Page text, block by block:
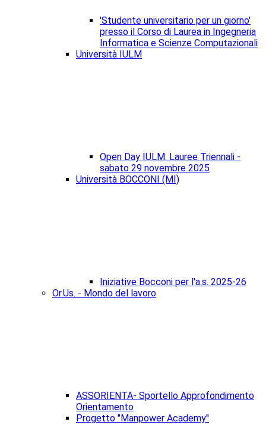
'Studente universitario per un giorno'
presso il Corso di Laurea in Ingegneria
Informatica e Scienze Computazionali
Università IULM
Open Day IULM: Lauree Triennali -
sabato 29 novembre 2025
Università BOCCONI (MI)
Iniziative Bocconi per l'a.s. 2025-26
Or.Us. - Mondo del lavoro
ASSORIENTA- Sportello Approfondimento
Orientamento
Progetto "Manpower Academy"